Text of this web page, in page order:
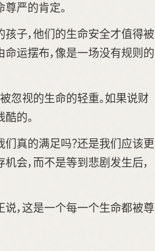
严的肯定。
子，他们的生命安全才值得被
命运摆布，像是一场没有规则的
忽视的生命的轻重。如果说财
的。
们真的满足吗？还是我们应该更
会，而不是等到悲剧发生后，
说，这是一个每一个生命都被尊